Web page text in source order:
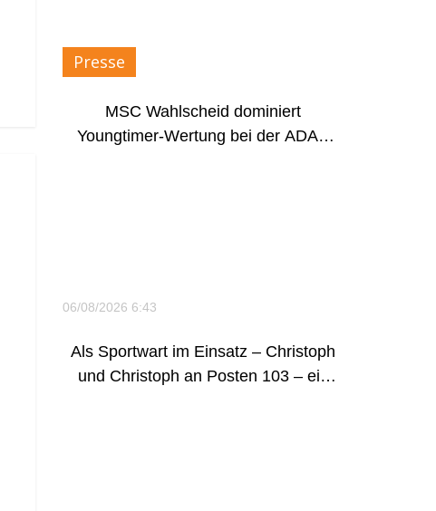
Presse
MSC Wahlscheid dominiert
Youngtimer-Wertung bei der ADAC
06/08/2026 6:43
Als Sportwart im Einsatz – Christoph
und Christoph an Posten 103 – ein